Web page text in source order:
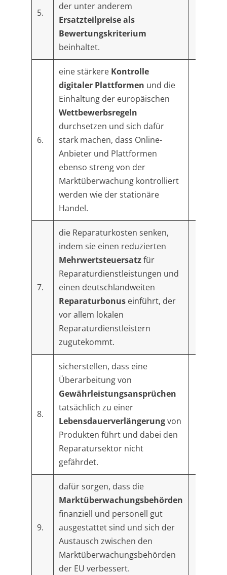
5.
der unter anderem
Ersatzteilpreise als
Bewertungskriterium
beinhaltet.
6.
eine stärkere Kontrolle
digitaler Plattformen und die
Einhaltung der europäischen
Wettbewerbsregeln
durchsetzen und sich dafür
stark machen, dass Online-
Anbieter und Plattformen
ebenso streng von der
Marktüberwachung kontrolliert
werden wie der stationäre
Handel.
7.
die Reparaturkosten senken,
indem sie einen reduzierten
Mehrwertsteuersatzfür
Reparaturdienstleistungen und
einen deutschlandweiten
Reparaturbonuseinführt, der
vor allem lokalen
Reparaturdienstleistern
zugutekommt.
8.
sicherstellen, dass eine
Überarbeitung von
Gewährleistungsansprüchen
tatsächlich zu einer
Lebensdauerverlängerungvon
Produkten führt und dabei den
Reparatursektor nicht
gefährdet.
9.
dafür sorgen, dass die
Marktüberwachungsbehörden
finanziell und personell gut
ausgestattet sind und sich der
Austausch zwischen den
Marktüberwachungsbehörden
der EU verbessert.